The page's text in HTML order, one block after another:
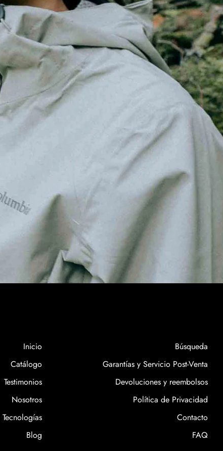
Inicio
Catálogo
Testimonios
Nosotros
Tecnologías
Blog
Búsqueda
Garantías y Servicio Post-Venta
Devoluciones y reembolsos
Política de Privacidad
Contacto
FAQ